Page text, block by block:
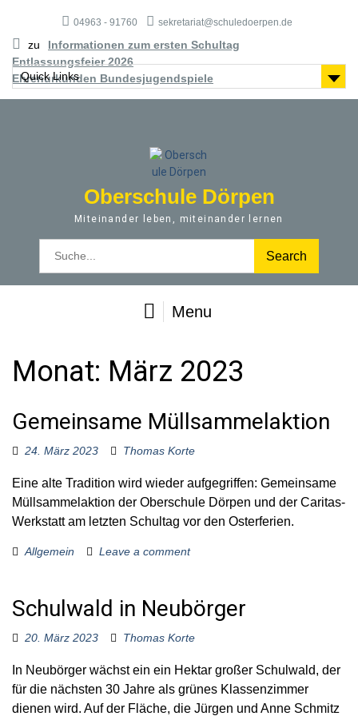
04963 - 91760 sekretariat@schuledoerpen.de
zu
Informationen zum ersten Schultag
Entlassungsfeier 2026
Ehrenurkunden Bundesjugendspiele
Quick Links
Oberschule Dörpen
Miteinander leben, miteinander lernen
o
r
Menu
Monat: März 2023
Gemeinsame Müllsammelaktion
24. März 2023 Thomas Korte
Eine alte Tradition wird wieder aufgegriffen: Gemeinsame
Müllsammelaktion der Oberschule Dörpen und der Caritas-
Werkstatt am letzten Schultag vor den Osterferien.
Allgemein Leave a comment
Schulwald in Neubörger
20. März 2023 Thomas Korte
In Neubörger wächst ein ein Hektar großer Schulwald, der
für die nächsten 30 Jahre als grünes Klassenzimmer
dienen wird. Auf der Fläche, die Jürgen und Anne Schmitz